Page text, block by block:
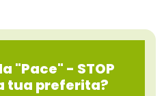
"Pace" - STOP
tua preferita?